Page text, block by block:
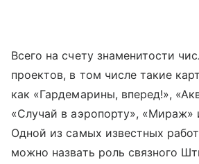
Всего на счету знаменитости
проектов, в том числе такие
как «Гардемарины, вперед!»,
«Случай в аэропорту», «Мираж»
Одной из самых известных
можно назвать роль связного